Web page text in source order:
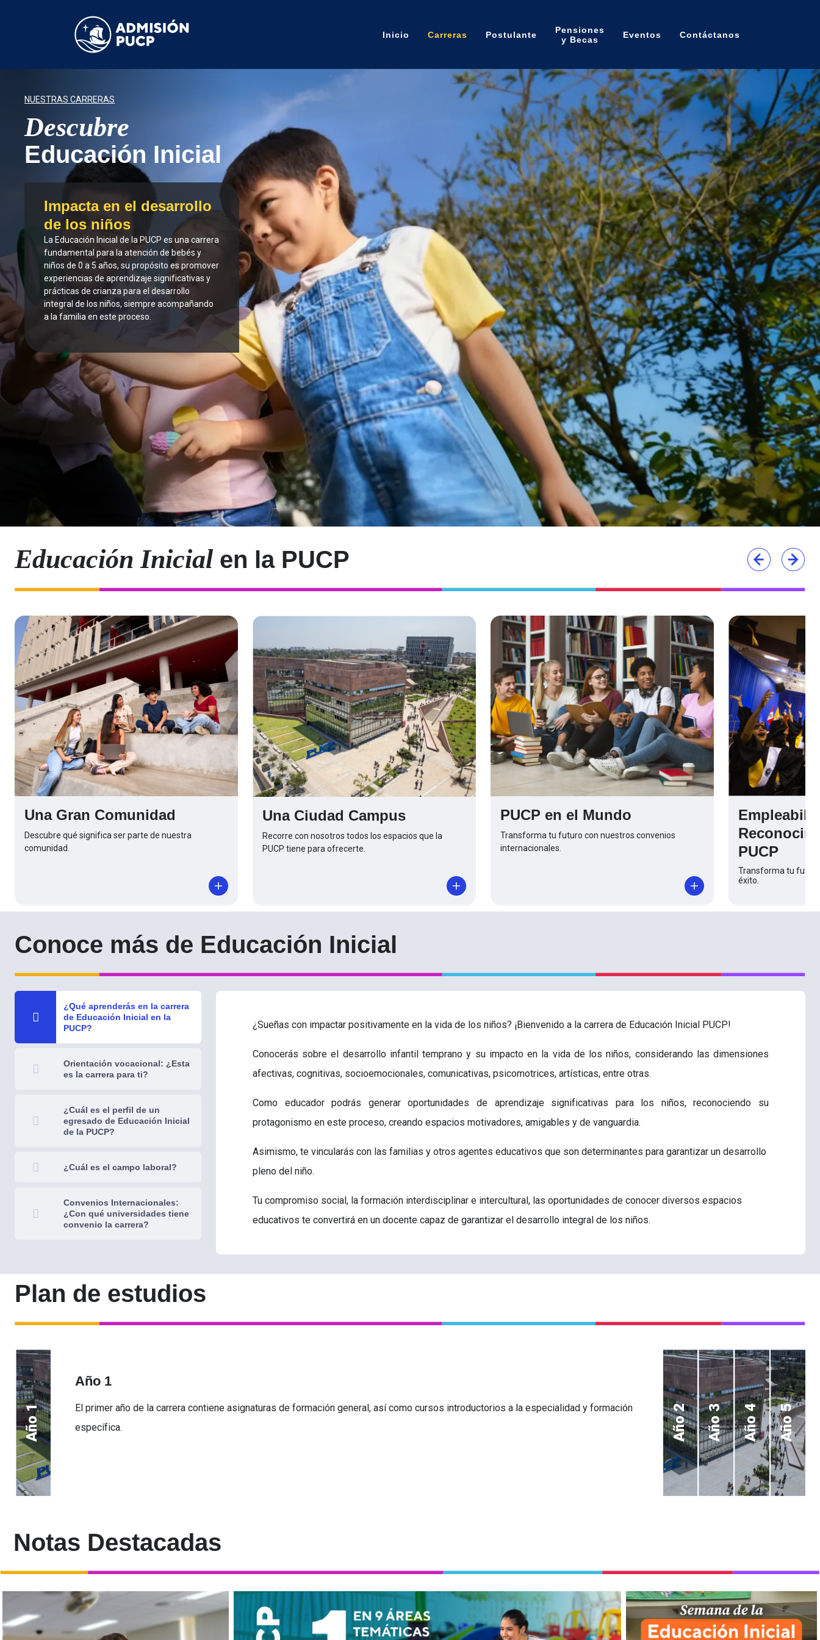
Inicio Carreras Postulante
Pensiones
y Becas
Eventos Contáctanos
NUESTRAS CARRERAS
Descubre
Educación Inicial
Impacta en el desarrollo
de los niños
La Educación Inicial de la PUCP es una carrera
fundamental para la atención de bebés y
niños de 0 a 5 años, su propósito es promover
experiencias de aprendizaje significativas y
prácticas de crianza para el desarrollo
integral de los niños, siempre acompañando
a la familia en este proceso.
Educación Inicial en la PUCP
Una Gran Comunidad
Descubre qué significa ser parte de nuestra
comunidad.
Una Ciudad Campus
Recorre con nosotros todos los espacios que la
PUCP tiene para ofrecerte.
PUCP en el Mundo
Transforma tu futuro con nuestros convenios
internacionales.
PUCP
Transforma tu
éxito.
Conoce más de Educación Inicial
¿Qué aprenderás en la carrera
de Educación Inicial en la
PUCP?
Orientación vocacional: ¿Esta
es la carrera para ti?
¿Cuál es el perfil de un
egresado de Educación Inicial
de la PUCP?
¿Cuál es el campo laboral?
Convenios Internacionales:
¿Con qué universidades tiene
convenio la carrera?
¿Sueñas con impactar positivamente en la vida de los niños? ¡Bienvenido a la carrera de Educación Inicial PUCP!
Conocerás sobre el desarrollo infantil temprano y su impacto en la vida de los niños, considerando las dimensiones
afectivas, cognitivas, socioemocionales, comunicativas, psicomotrices, artísticas, entre otras.
Como educador podrás generar oportunidades de aprendizaje significativas para los niños, reconociendo su
protagonismo en este proceso, creando espacios motivadores, amigables y de vanguardia.
Asimismo, te vincularás con las familias y otros agentes educativos que son determinantes para garantizar un desarrollo
pleno del niño.
Tu compromiso social, la formación interdisciplinar e intercultural, las oportunidades de conocer diversos espacios
educativos te convertirá en un docente capaz de garantizar el desarrollo integral de los niños.
Plan de estudios
Año 1
Año 1
El primer año de la carrera contiene asignaturas de formación general, así como cursos introductorios a la especialidad y formación
específica.
Año 2 Año 3 Año 4 Año 5
Notas Destacadas
La PUCP es la mejor universidad del Perú en 9 áreas temáticas, según
Entre charlas y dinámicas,